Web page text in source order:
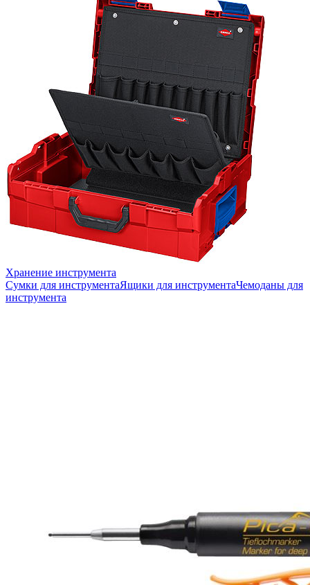
Хранение инструмента
Сумки для инструментаЯщики для инструментаЧемоданы для
инструмента